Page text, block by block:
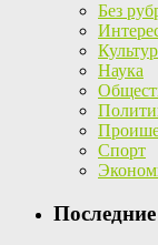
Без
Наука
Спорт